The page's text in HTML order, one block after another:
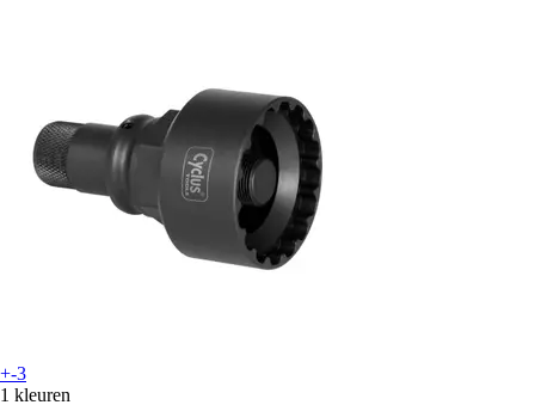
+-3
1 kleuren